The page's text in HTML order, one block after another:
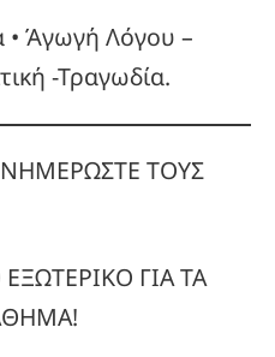
Άγωγή Λόγου –
-Τραγωδία.
ΤΟΥΣ
ΓΙΑ ΤΑ